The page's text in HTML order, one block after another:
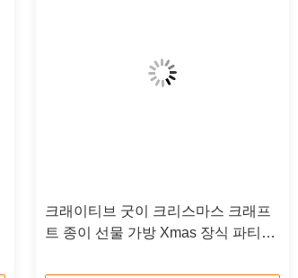
크래이티브 굿이 크리스마스 크래프
트 종이 선물 가방 Xmas 장식 파티에